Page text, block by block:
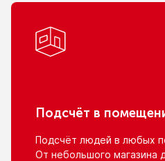
Подсчёт в
Подсчёт людей в любых
От небольшого магазина